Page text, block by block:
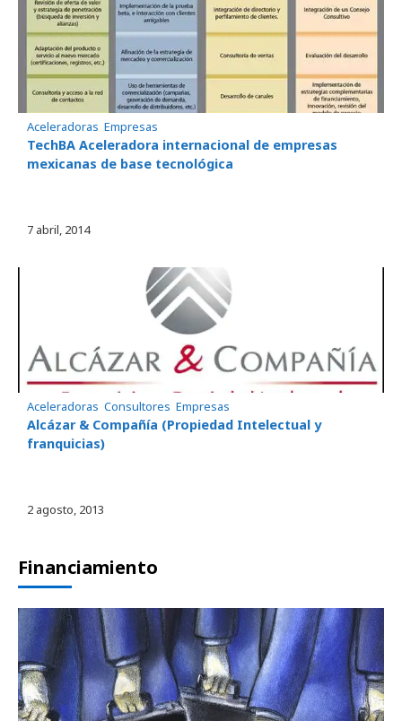
Aceleradoras Empresas
TechBA Aceleradora internacional de empresas
mexicanas de base tecnológica
7 abril, 2014
Aceleradoras Consultores Empresas
Alcázar & Compañía (Propiedad Intelectual y
franquicias)
2 agosto, 2013
Financiamiento